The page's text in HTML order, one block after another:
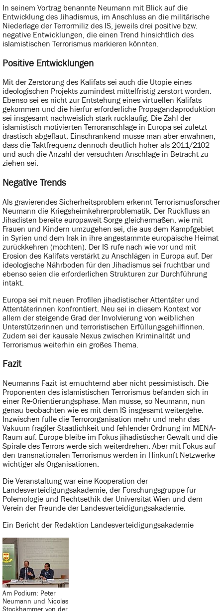
In seinem Vortrag benannte Neumann mit Blick auf die
Entwicklung des Jihadismus, im Anschluss an die militärische
Niederlage der Terrormiliz des IS, jeweils drei positive bzw.
negative Entwicklungen, die einen Trend hinsichtlich des
islamistischen Terrorismus markieren könnten.
Positive Entwicklungen
Mit der Zerstörung des Kalifats sei auch die Utopie eines
ideologischen Projekts zumindest mittelfristig zerstört worden.
Ebenso sei es nicht zur Entstehung eines virtuellen Kalifats
gekommen und die hierfür erforderliche Propagandaproduktion
sei insgesamt nachweislich stark rückläufig. Die Zahl der
islamistisch motivierten Terroranschläge in Europa sei zuletzt
drastisch abgeflaut. Einschränkend müsse man aber erwähnen,
dass die Taktfrequenz dennoch deutlich höher als 2011/2102
und auch die Anzahl der versuchten Anschläge in Betracht zu
ziehen sei.
Negative Trends
Als gravierendes Sicherheitsproblem erkennt Terrorismusforscher
Neumann die Kriegsheimkehrerproblematik. Der Rückfluss an
Jihadisten bereite europaweit Sorge gleichermaßen, wie mit
Frauen und Kindern umzugehen sei, die aus dem Kampfgebiet
in Syrien und dem Irak in ihre angestammte europäische Heimat
zurückkehren (möchten). Der IS rufe nach wie vor und mit
Erosion des Kalifats verstärkt zu Anschlägen in Europa auf. Der
ideologische Nährboden für den Jihadismus sei fruchtbar und
ebenso seien die erforderlichen Strukturen zur Durchführung
intakt.
Europa sei mit neuen Profilen jihadistischer Attentäter und
Attentäterinnen konfrontiert. Neu sei in diesem Kontext vor
allem der steigende Grad der Involvierung von weiblichen
Unterstützerinnen und terroristischen Erfüllungsgehilfinnen.
Zudem sei der kausale Nexus zwischen Kriminalität und
Terrorismus weiterhin ein großes Thema.
Fazit
Neumanns Fazit ist ernüchternd aber nicht pessimistisch. Die
Proponenten des islamistischen Terrorismus befänden sich in
einer Re-Orientierungsphase. Man müsse, so Neumann, nun
genau beobachten wie es mit dem IS insgesamt weitergehe.
Inzwischen fülle die Terrororganisation mehr und mehr das
Vakuum fragiler Staatlichkeit und fehlender Ordnung im MENA-
Raum auf. Europe bleibe im Fokus jihadistischer Gewalt und die
Spirale des Terrors werde sich weiterdrehen. Aber mit Fokus auf
den transnationalen Terrorismus werden in Hinkunft Netzwerke
wichtiger als Organisationen.
Die Veranstaltung war eine Kooperation der
Landesverteidigungsakademie, der Forschungsgruppe für
Polemologie und Rechtsethik der Universität Wien und dem
Verein der Freunde der Landesverteidigungsakademie.
Ein Bericht der Redaktion Landesverteidigungsakademie
Am Podium: Peter
Neumann und Nicolas